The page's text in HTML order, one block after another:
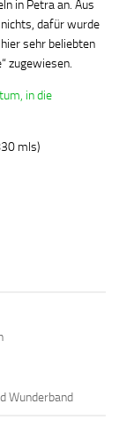
in Petra an. Aus
dafür wurde
sehr beliebten
zugewiesen.
in die
mls)
Wunderband